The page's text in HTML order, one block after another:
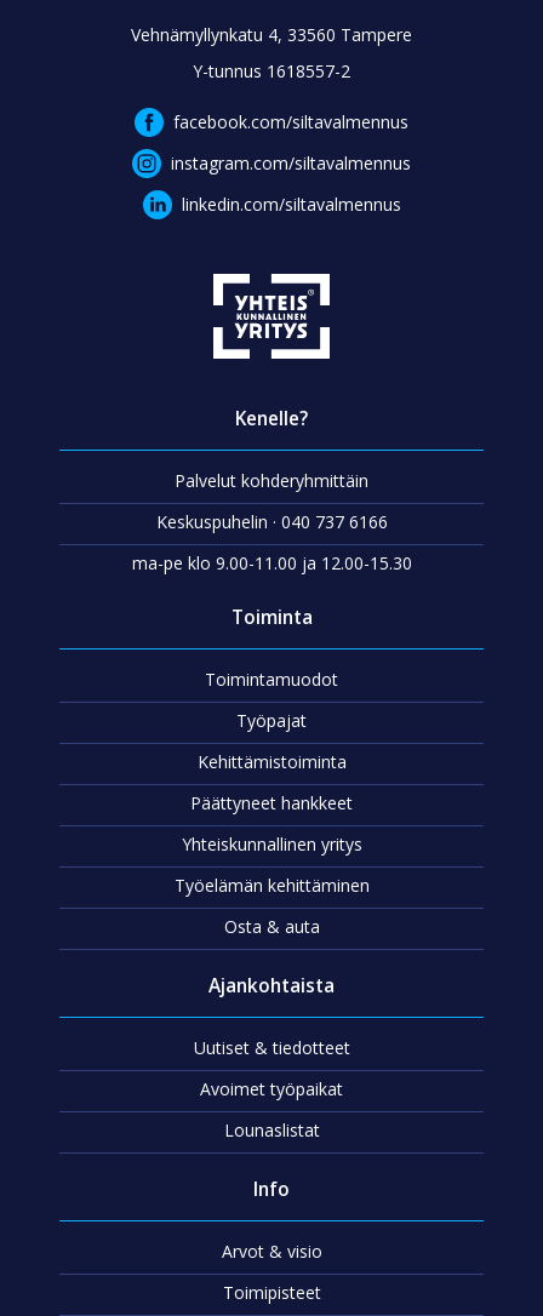
Vehnämyllynkatu 4, 33560 Tampere
Y-tunnus 1618557-2
facebook.com/siltavalmennus
instagram.com/siltavalmennus
linkedin.com/siltavalmennus
Kenelle?
Palvelut kohderyhmittäin
Keskuspuhelin · 040 737 6166
ma-pe klo 9.00-11.00 ja 12.00-15.30
Toiminta
Toimintamuodot
Työpajat
Kehittämistoiminta
Päättyneet hankkeet
Yhteiskunnallinen yritys
Työelämän kehittäminen
Osta & auta
Ajankohtaista
Uutiset & tiedotteet
Avoimet työpaikat
Lounaslistat
Info
Arvot & visio
Toimipisteet